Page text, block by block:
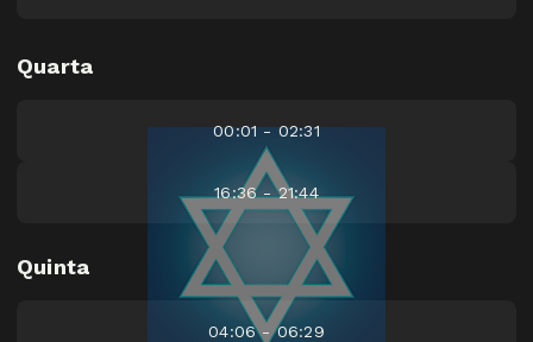
Quarta
00:01 - 02:31
16:36 - 21:44
Quinta
04:06 - 06:29